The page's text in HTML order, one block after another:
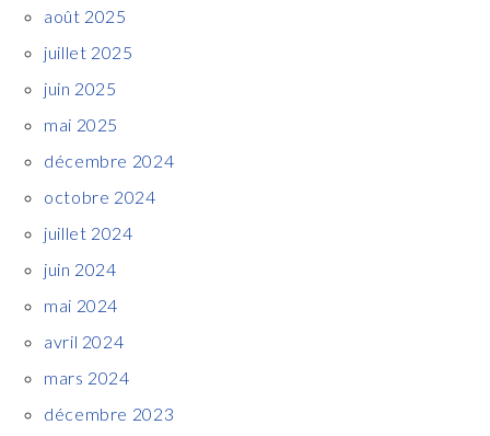
août 2025
juillet 2025
juin 2025
mai 2025
décembre 2024
octobre 2024
juillet 2024
juin 2024
mai 2024
avril 2024
mars 2024
décembre 2023